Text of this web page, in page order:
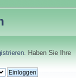
. Haben Sie Ihre